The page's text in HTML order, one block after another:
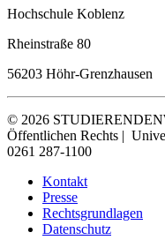
Hochschule Koblenz
Rheinstraße 80
56203 Höhr-Grenzhausen
© 2026
Öffentlichen Rechts |
0261 287-1100
Kontakt
Presse
Rechtsgrundlagen
Datenschutz